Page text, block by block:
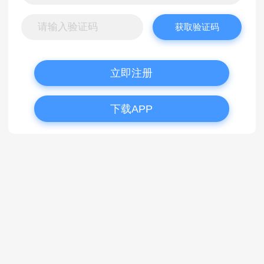
获取验证码
立即注册
下载APP